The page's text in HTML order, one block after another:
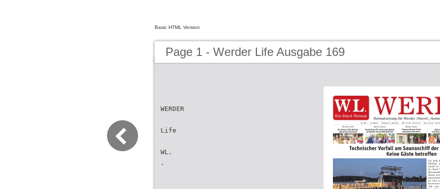
Basic HTML Version
Page 1 - Werder Life Ausgabe 169
WERDER
Life
WL.
.